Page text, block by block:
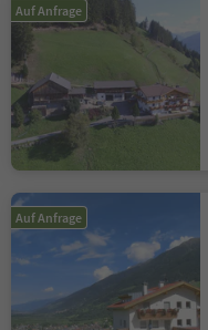
Auf Anfrage
Auf Anfrage